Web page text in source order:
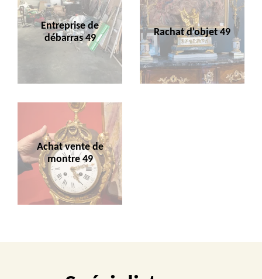
Entreprise de
débarras 49
Rachat d'objet 49
Achat vente de
montre 49